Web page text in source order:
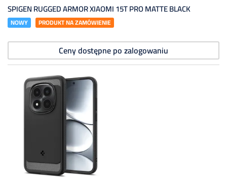
SPIGEN RUGGED ARMOR XIAOMI 15T PRO MATTE BLACK
NOWY PRODUKT NA ZAMÓWIENIE
Ceny dostępne po zalogowaniu